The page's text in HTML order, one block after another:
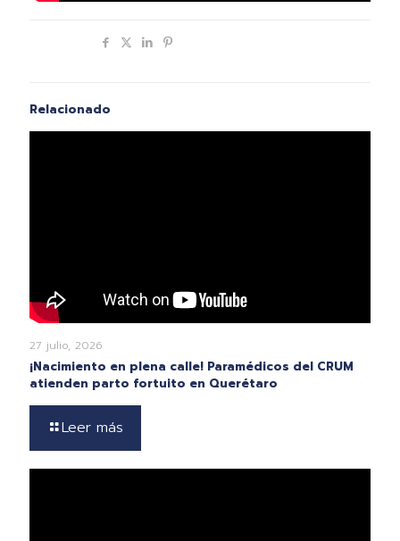
Relacionado
27 julio, 2026
¡Nacimiento en plena calle! Paramédicos del CRUM
atienden parto fortuito en Querétaro
Leer más